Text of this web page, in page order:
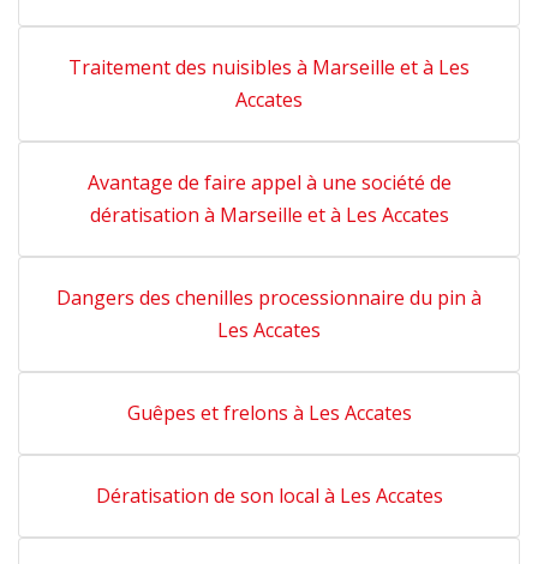
Traitement des nuisibles à Marseille et à Les
Accates
Avantage de faire appel à une société de
dératisation à Marseille et à Les Accates
Dangers des chenilles processionnaire du pin à
Les Accates
Guêpes et frelons à Les Accates
Dératisation de son local à Les Accates